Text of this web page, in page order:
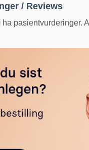
/ Reviews
ha pasientvurderinger.